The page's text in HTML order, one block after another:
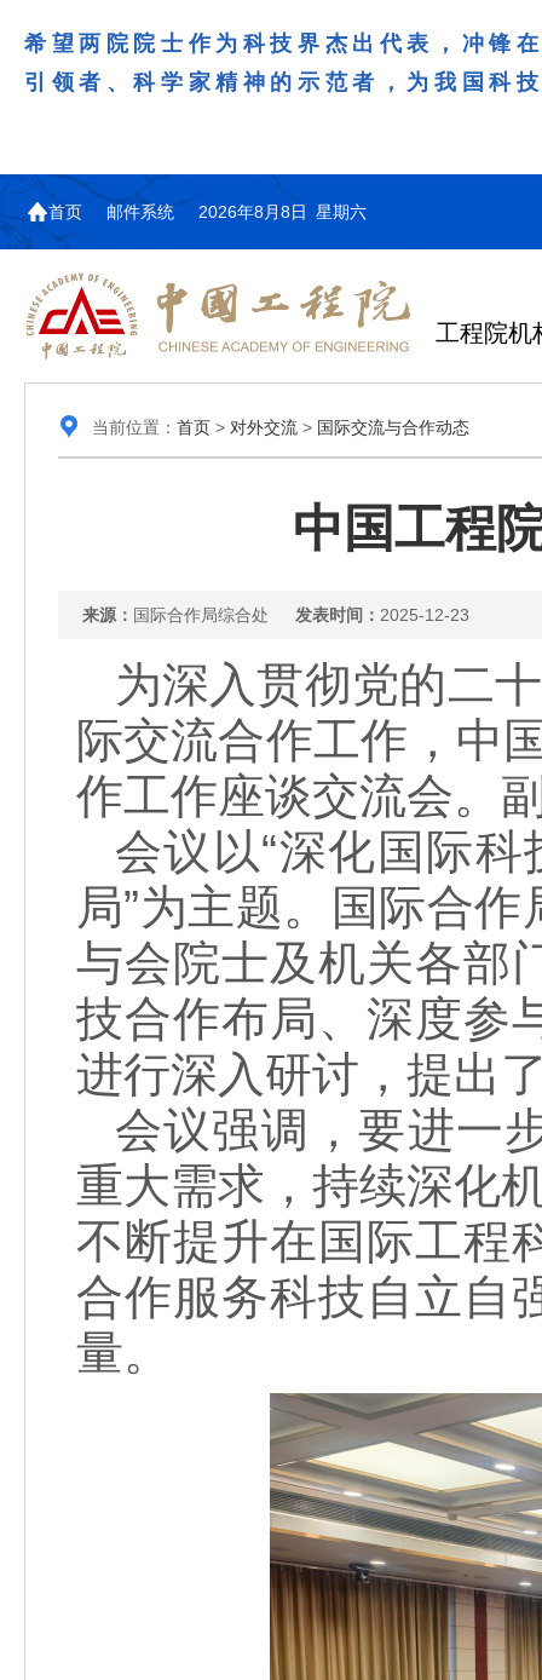
希望两院院士作为科技界杰出代表，冲锋
引领者、科学家精神的示范者，为我国科
首页 邮件系统 2026年8月8日 星期六
工程院机
当前位置： 首页> 对外交流> 国际交流与合作动态
中国工程
来源： 国际合作局综合处 发表时间： 2025-12-23
为深入贯彻党的二
际交流合作工作，中
作工作座谈交流会。
会议以“深化国际科
局”为主题。国际合
与会院士及机关各部
技合作布局、深度参
进行深入研讨，提出
会议强调，要进一
重大需求，持续深化
不断提升在国际工程
合作服务科技自立自
量。